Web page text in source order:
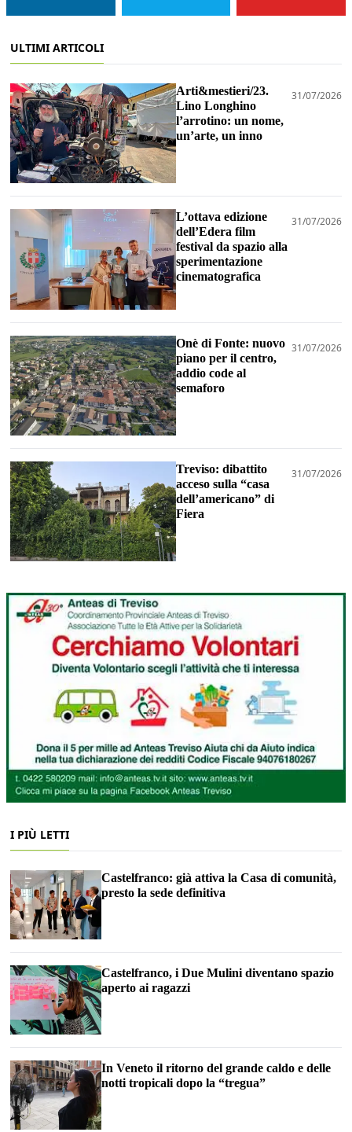
ULTIMI ARTICOLI
Arti&mestieri/23.
Lino Longhino
l’arrotino: un nome,
un’arte, un inno
31/07/2026
L’ottava edizione
dell’Edera film
festival da spazio alla
sperimentazione
cinematografica
31/07/2026
Onè di Fonte: nuovo
piano per il centro,
addio code al
semaforo
31/07/2026
Treviso: dibattito
acceso sulla “casa
dell’americano” di
Fiera
31/07/2026
I PIÙ LETTI
Castelfranco: già attiva la Casa di comunità,
presto la sede definitiva
Castelfranco, i Due Mulini diventano spazio
aperto ai ragazzi
In Veneto il ritorno del grande caldo e delle
notti tropicali dopo la “tregua”